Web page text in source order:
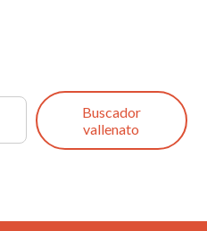
Buscador
vallenato